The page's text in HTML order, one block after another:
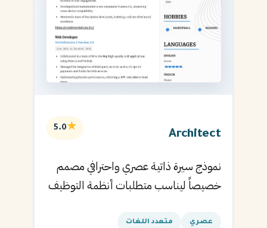
Architect
★
5.0
نموذج سيرة ذاتية عصري واحترافي مصمم
خصيصاً ليناسب متطلبات أنظمة التوظيف
القادمة.
عصري متعدد اللغات